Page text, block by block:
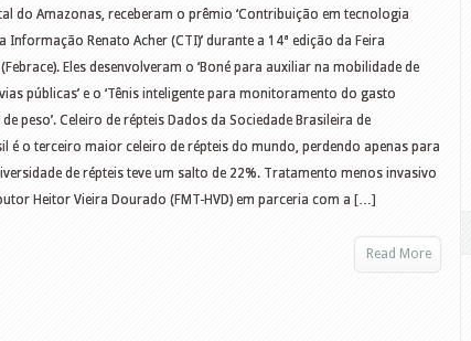
do Amazonas, receberam o prêmio ‘Contribuição em tecnologia
Renato Acher (CTI)’ durante a 14ª edição da Feira
Eles desenvolveram o ‘Boné para auxiliar na mobilidade de
públicas’ e o ‘Tênis inteligente para monitoramento do gasto
peso’. Celeiro de répteis Dados da Sociedade Brasileira de
é o terceiro maior celeiro de répteis do mundo, perdendo apenas para
de répteis teve um salto de 22%. Tratamento menos invasivo
Heitor Vieira Dourado (FMT-HVD) em parceria com a […]
Read More